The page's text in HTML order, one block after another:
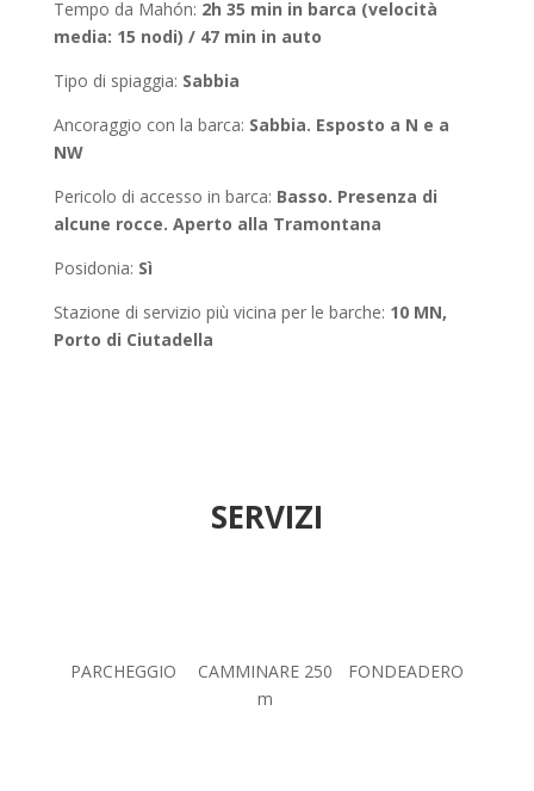
Tempo da Mahón: 2h 35 min in barca (velocità
media: 15 nodi) / 47 min in auto
Tipo di spiaggia: Sabbia
Ancoraggio con la barca: Sabbia. Esposto a N e a
NW
Pericolo di accesso in barca: Basso. Presenza di
alcune rocce. Aperto alla Tramontana
Posidonia: Sì
Stazione di servizio più vicina per le barche: 10 MN,
Porto di Ciutadella
SERVIZI
PARCHEGGIO
CAMMINARE 250
m
FONDEADERO